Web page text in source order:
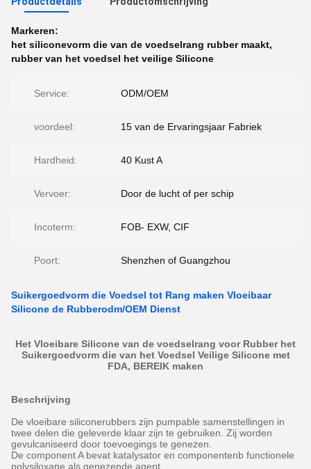
Markeren:
het siliconevorm die van de voedselrang rubber maakt,
rubber van het voedsel het veilige Silicone
Service: ODM/OEM
voordeel: 15 van de Ervaringsjaar Fabriek
Hardheid: 40 Kust A
Vervoer: Door de lucht of per schip
Incoterm: FOB- EXW, CIF
Poort: Shenzhen of Guangzhou
Suikergoedvorm die Voedsel tot Rang maken Vloeibaar
Silicone de Rubberodm/OEM Dienst
Het Vloeibare Silicone van de voedselrang voor Rubber het
Suikergoedvorm die van het Voedsel Veilige Silicone met
FDA, BEREIK maken
Beschrijving
De vloeibare siliconerubbers zijn pumpable samenstellingen in
twee delen die geleverde klaar zijn te gebruiken. Zij worden
gevulcaniseerd door toevoegings te genezen.
De component A bevat katalysator en componentenb functionele
polysiloxane als genezende agent.